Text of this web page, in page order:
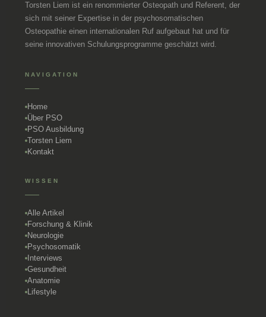
Torsten Liem ist ein renommierter Osteopath und Referent, der
sich mit seiner Expertise in der psychosomatischen
Osteopathie einen internationalen Ruf aufgebaut hat und für
seine innovativen Schulungsprogramme geschätzt wird.
NAVIGATION
Home
Über PSO
PSO Ausbildung
Torsten Liem
Kontakt
WISSEN
Alle Artikel
Forschung & Klinik
Neurologie
Psychosomatik
Interviews
Gesundheit
Anatomie
Lifestyle